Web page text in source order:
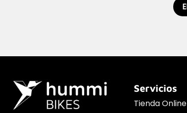
Servicios
Tienda Online